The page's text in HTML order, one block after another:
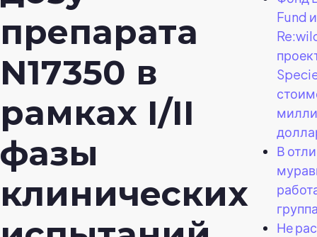
препарата
N17350 в
рамках I/II
фазы
клинических
Fund
В
Не